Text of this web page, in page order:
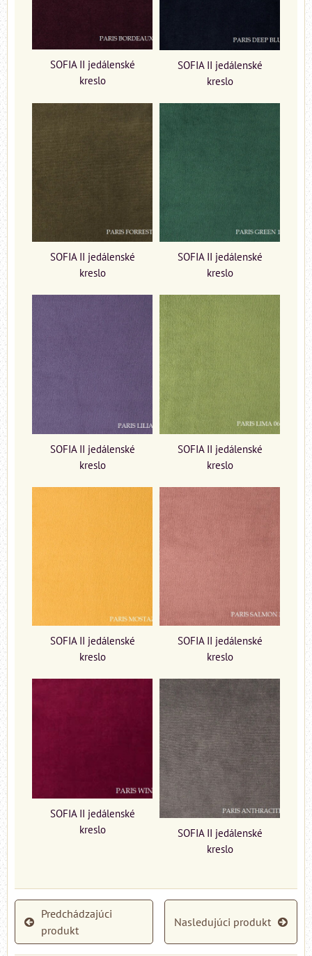
SOFIA II jedálenské
kreslo
SOFIA II jedálenské
kreslo
SOFIA II jedálenské
kreslo
SOFIA II jedálenské
kreslo
SOFIA II jedálenské
kreslo
SOFIA II jedálenské
kreslo
SOFIA II jedálenské
kreslo
SOFIA II jedálenské
kreslo
SOFIA II jedálenské
kreslo
SOFIA II jedálenské
kreslo
Predchádzajúci
produkt
Nasledujúci produkt